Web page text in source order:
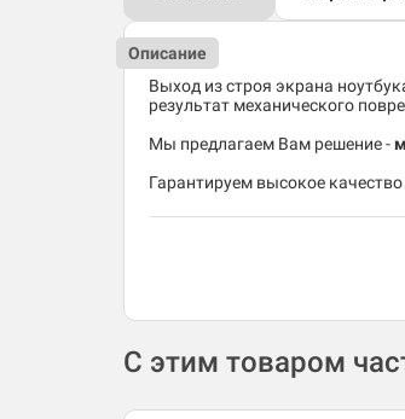
Описание
Выход из строя экрана
результат механического
Мы предлагаем Вам решение -
Гарантируем высокое
С этим товаром